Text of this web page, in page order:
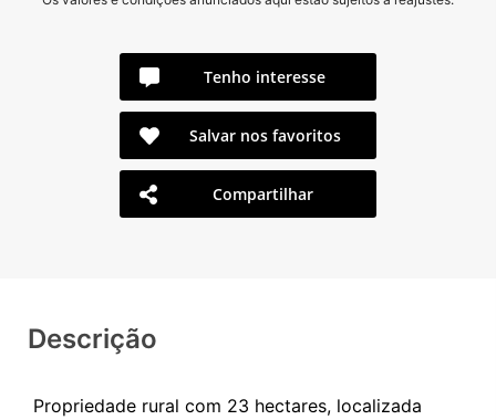
Tenho interesse
Salvar nos favoritos
Compartilhar
Descrição
Propriedade rural com 23 hectares, localizada